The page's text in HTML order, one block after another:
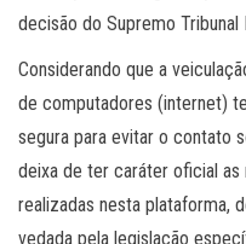
decisão do Supremo Tribunal
Considerando que a
de computadores (internet)
segura para evitar o contato
deixa de ter caráter oficial as
realizadas nesta plataforma,
vedada pela legislação